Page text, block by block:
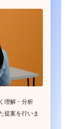
理解・分析
提案を行いま